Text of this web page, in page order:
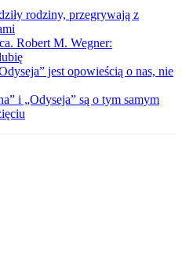
rodziny, przegrywają z
Robert M. Wegner:
jest opowieścią o nas, nie
i „Odyseja” są o tym samym